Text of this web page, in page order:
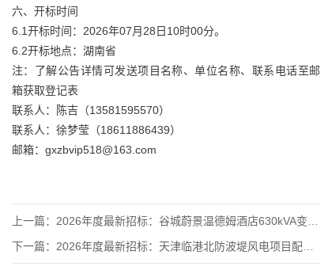
六、开标时间
6.1开标时间：2026年07月28日10时00分。
6.2开标地点：湖南省
注：了解公告详情可发送项目名称、单位名称、联系电话至邮
箱获取登记表
联系人：陈吉（13581595570）
联系人：徐梦莹（18611886439）
邮箱：gxzbvip518@163.com
上一篇： 2026年度最新招标：谷城蔚景温德姆酒店630kVA变压器系
下一篇： 2026年度最新招标：天津临港北防波堤风电项目配套升压站电气